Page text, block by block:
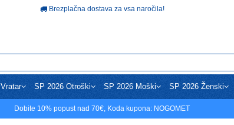
Brezplačna dostava za vsa naročila!
Vratar SP 2026 Otroški SP 2026 Moški SP 2026 Ženski
Dobite 10% popust nad 70€, Koda kupona: NOGOMET